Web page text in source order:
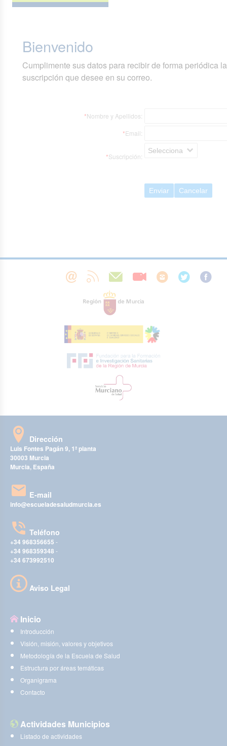
Bienvenido
Cumplimente sus datos para recibir de forma periódica
suscripción que desee en su correo.
*Nombre y Apellidos:
*Email:
*Suscripción:
Selecciona
Enviar Cancelar
Dirección
Luis Fontes Pagán 9, 1ª planta
30003 Murcia
Murcia, España
E-mail
info@escueladesaludmurcia.es
Teléfono
+34 968356655 -
+34 968359348 -
+34 673992510
Aviso Legal
Inicio
Introducción
Visión, misión, valores y objetivos
Metodología de la Escuela de Salud
Estructura por áreas temáticas
Organigrama
Contacto
Actividades Municipios
Listado de actividades